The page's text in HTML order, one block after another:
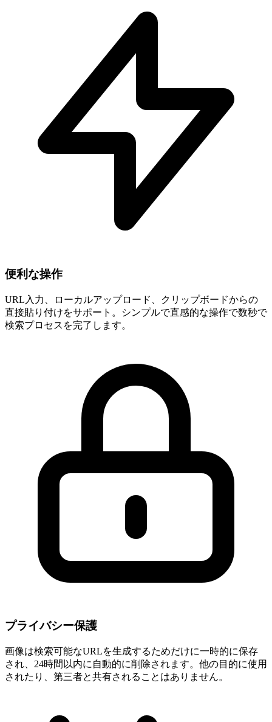
便利な操作
URL入力、ローカルアップロード、クリップボードからの
直接貼り付けをサポート。シンプルで直感的な操作で数秒で
検索プロセスを完了します。
プライバシー保護
画像は検索可能なURLを生成するためだけに一時的に保存
され、24時間以内に自動的に削除されます。他の目的に使用
されたり、第三者と共有されることはありません。